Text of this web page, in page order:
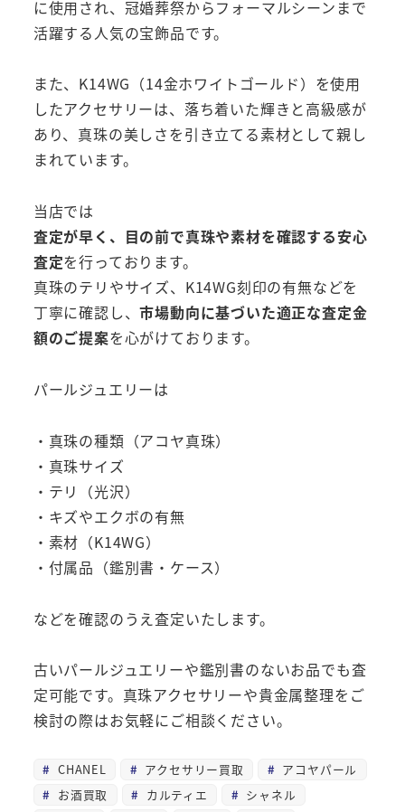
に使用され、冠婚葬祭からフォーマルシーンまで
活躍する人気の宝飾品です。
また、K14WG（14金ホワイトゴールド）を使用
したアクセサリーは、落ち着いた輝きと高級感が
あり、真珠の美しさを引き立てる素材として親し
まれています。
当店では
査定が早く、目の前で真珠や素材を確認する安心
査定を行っております。
真珠のテリやサイズ、K14WG刻印の有無などを
丁寧に確認し、市場動向に基づいた適正な査定金
額のご提案を心がけております。
パールジュエリーは
・真珠の種類（アコヤ真珠）
・真珠サイズ
・テリ（光沢）
・キズやエクボの有無
・素材（K14WG）
・付属品（鑑別書・ケース）
などを確認のうえ査定いたします。
古いパールジュエリーや鑑別書のないお品でも査
定可能です。真珠アクセサリーや貴金属整理をご
検討の際はお気軽にご相談ください。
CHANEL アクセサリー買取
アコヤパール
お酒買取
カルティエ
シャネル